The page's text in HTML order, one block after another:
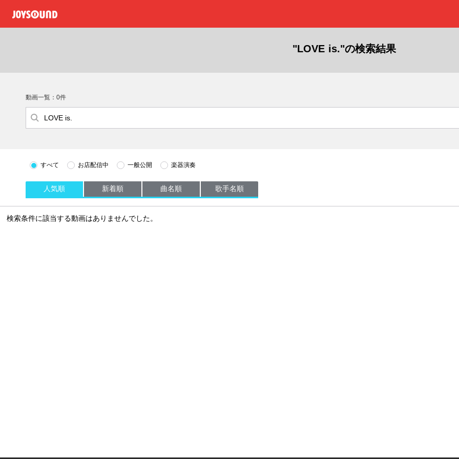
"LOVE is."の検索結果
動画一覧：0件
すべて お店配信中 一般公開 楽器演奏
人気順 新着順 曲名順 歌手名順
検索条件に該当する動画はありませんでした。